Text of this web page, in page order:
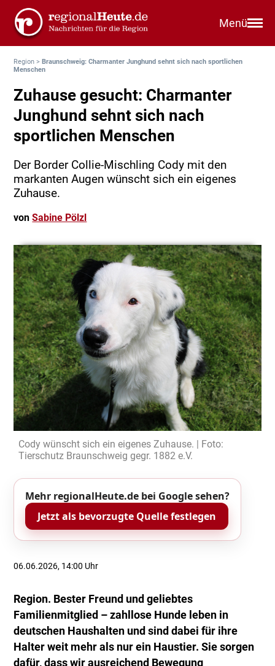
Menü
Region >Braunschweig: Charmanter Junghund sehnt sich nach sportlichen
Menschen
Zuhause gesucht: Charmanter
Junghund sehnt sich nach
sportlichen Menschen
Der Border Collie-Mischling Cody mit den
markanten Augen wünscht sich ein eigenes
Zuhause.
vonSabine Pölzl
Cody wünscht sich ein eigenes Zuhause. | Foto:
Tierschutz Braunschweig gegr. 1882 e.V.
Mehr regionalHeute.de bei Google sehen?
Jetzt als bevorzugte Quelle festlegen
06.06.2026, 14:00 Uhr
Region. Bester Freund und geliebtes
Familienmitglied – zahllose Hunde leben in
deutschen Haushalten und sind dabei für ihre
Halter weit mehr als nur ein Haustier. Sie sorgen
dafür, dass wir ausreichend Bewegung